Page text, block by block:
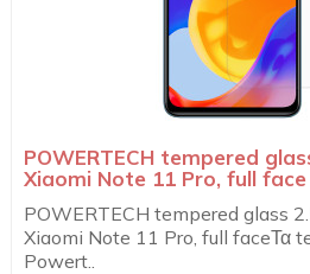
POWERTECH tempered
Xiaomi Note 11 Pro, full face
POWERTECH tempered glass
Xiaomi Note 11 Pro, full faceΤα
Powert..